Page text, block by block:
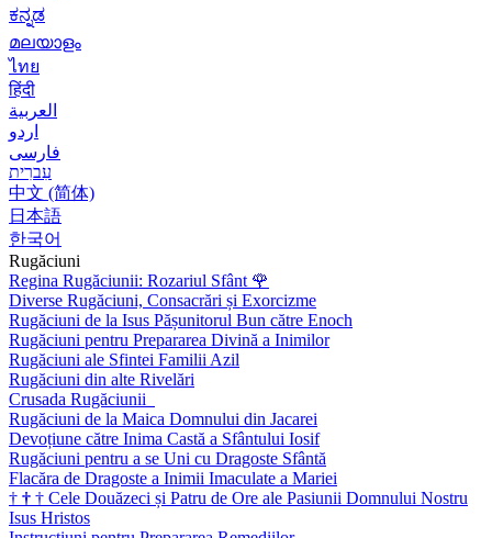
ಕನ್ನಡ
മലയാളം
ไทย
हिंदी
العربية
اردو
فارسی
עִברִית
中文 (简体)
日本語
한국어
Rugăciuni
Regina Rugăciunii: Rozariul Sfânt 🌹
Diverse Rugăciuni, Consacrări și Exorcizme
Rugăciuni de la Isus Pășunitorul Bun către Enoch
Rugăciuni pentru Prepararea Divină a Inimilor
Rugăciuni ale Sfintei Familii Azil
Rugăciuni din alte Rivelări
Crusada Rugăciunii
Rugăciuni de la Maica Domnului din Jacarei
Devoțiune către Inima Castă a Sfântului Iosif
Rugăciuni pentru a se Uni cu Dragoste Sfântă
Flacăra de Dragoste a Inimii Imaculate a Mariei
† † † Cele Douăzeci și Patru de Ore ale Pasiunii Domnului Nostru
Isus Hristos